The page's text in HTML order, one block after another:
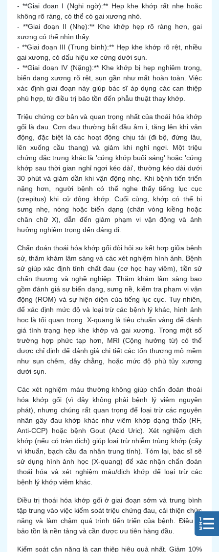
- **Giai đoạn I (Nghi ngờ):** Hẹp khe khớp rất nhẹ hoặc
không rõ ràng, có thể có gai xương nhỏ.
- **Giai đoạn II (Nhẹ):** Khe khớp hẹp rõ ràng hơn, gai
xương có thể nhìn thấy.
- **Giai đoạn III (Trung bình):** Hẹp khe khớp rõ rệt, nhiều
gai xương, có dấu hiệu xơ cứng dưới sụn.
- **Giai đoạn IV (Nặng):** Khe khớp bị hẹp nghiêm trọng,
biến dạng xương rõ rệt, sụn gần như mất hoàn toàn. Việc
xác định giai đoạn này giúp bác sĩ áp dụng các can thiệp
phù hợp, từ điều trị bảo tồn đến phẫu thuật thay khớp.
Triệu chứng cơ bản và quan trọng nhất của thoái hóa khớp
gối là đau. Cơn đau thường bắt đầu âm ỉ, tăng lên khi vận
động, đặc biệt là các hoạt động chịu tải (đi bộ, đứng lâu,
lên xuống cầu thang) và giảm khi nghỉ ngơi. Một triệu
chứng đặc trưng khác là 'cứng khớp buổi sáng' hoặc 'cứng
khớp sau thời gian nghỉ ngơi kéo dài', thường kéo dài dưới
30 phút và giảm dần khi vận động nhẹ. Khi bệnh tiến triển
nặng hơn, người bệnh có thể nghe thấy tiếng lục cục
(crepitus) khi cử động khớp. Cuối cùng, khớp có thể bị
sưng nhẹ, nóng hoặc biến dạng (chân vòng kiềng hoặc
chân chữ X), dẫn đến giảm phạm vi vận động và ảnh
hưởng nghiêm trọng đến dáng đi.
Chẩn đoán thoái hóa khớp gối đòi hỏi sự kết hợp giữa bệnh
sử, thăm khám lâm sàng và các xét nghiệm hình ảnh. Bệnh
sử giúp xác định tính chất đau (cơ học hay viêm), tiền sử
chấn thương và nghề nghiệp. Thăm khám lâm sàng bao
gồm đánh giá sự biến dạng, sưng nề, kiểm tra phạm vi vận
động (ROM) và sự hiện diện của tiếng lục cục. Tuy nhiên,
để xác định mức độ và loại trừ các bệnh lý khác, hình ảnh
học là tối quan trọng. X-quang là tiêu chuẩn vàng để đánh
giá tình trạng hẹp khe khớp và gai xương. Trong một số
trường hợp phức tạp hơn, MRI (Cộng hưởng từ) có thể
được chỉ định để đánh giá chi tiết các tổn thương mô mềm
như sụn chêm, dây chằng, hoặc mức độ phù tủy xương
dưới sụn.
Các xét nghiệm máu thường không giúp chẩn đoán thoái
hóa khớp gối (vì đây không phải bệnh lý viêm nguyên
phát), nhưng chúng rất quan trọng để loại trừ các nguyên
nhân gây đau khớp khác như viêm khớp dạng thấp (RF,
Anti-CCP) hoặc bệnh Gout (Acid Uric). Xét nghiệm dịch
khớp (nếu có tràn dịch) giúp loại trừ nhiễm trùng khớp (cấy
vi khuẩn, bạch cầu đa nhân trung tính). Tóm lại, bác sĩ sẽ
sử dụng hình ảnh học (X-quang) để xác nhận chẩn đoán
thoái hóa và xét nghiệm máu/dịch khớp để loại trừ các
bệnh lý khớp viêm khác.
Điều trị thoái hóa khớp gối ở giai đoạn sớm và trung bình
tập trung vào việc kiểm soát triệu chứng đau, cải thiện chức
năng và làm chậm quá trình tiến triển của bệnh. Điều trị
bảo tồn là nền tảng và cần được ưu tiên hàng đầu.
Kiểm soát cân nặng là can thiệp hiệu quả nhất. Giảm 10%